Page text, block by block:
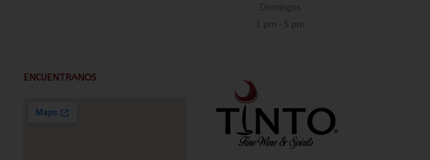
Domingos
1 pm - 5 pm
ENCUENTRANOS